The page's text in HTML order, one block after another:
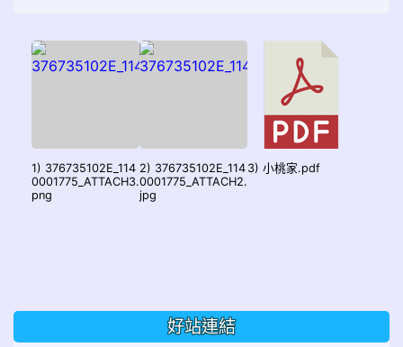
1) 376735102E_114
0001775_ATTACH3.
png
2) 376735102E_114
0001775_ATTACH2.
jpg
3) 小桃家.pdf
好站連結